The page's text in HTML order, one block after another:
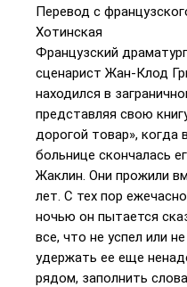
Перевод с
Хотинская
Французский
сценарист Жан-Клод
находился в
представляя свою
дорогой товар», когда в
больнице скончалась
Жаклин. Они прожили
лет. С тех пор
ночью он пытается
все, что не успел или
удержать ее еще
рядом, заполнить